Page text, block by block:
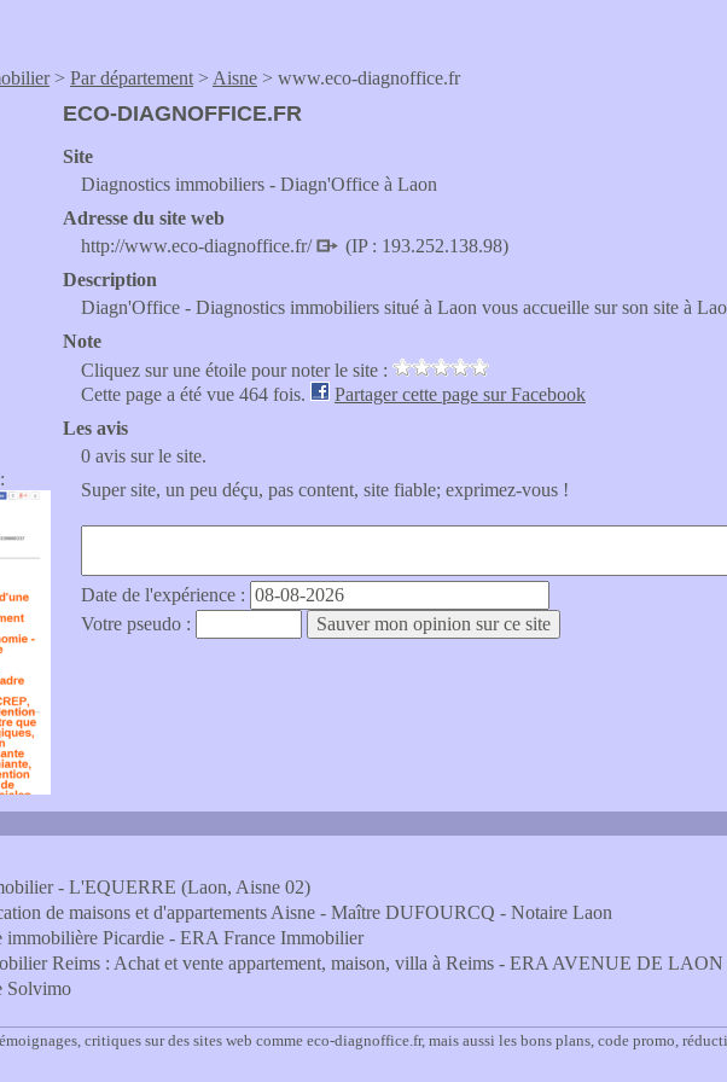
> Par département > Aisne > www.eco-diagnoffice.fr
ECO-DIAGNOFFICE.FR
Site
Diagnostics immobiliers - Diagn'Office à Laon
Adresse du site web
http://www.eco-diagnoffice.fr/
(IP : 193.252.138.98)
Description
Diagn'Office - Diagnostics immobiliers situé à Laon vous accueille sur son site à
Note
Cliquez sur une étoile pour noter le site :
Cette page a été vue 464 fois.
Partager cette page sur Facebook
Les avis
0 avis sur le site.
Super site, un peu déçu, pas content, site fiable; exprimez-vous !
Date de l'expérience :
Votre pseudo :
- L'EQUERRE (Laon, Aisne 02)
de maisons et d'appartements Aisne - Maître DUFOURCQ - Notaire Laon
immobilière Picardie - ERA France Immobilier
Reims : Achat et vente appartement, maison, villa à Reims - ERA AVENUE DE LAON
Solvimo
critiques sur des sites web comme eco-diagnoffice.fr, mais aussi les bons plans, code promo,